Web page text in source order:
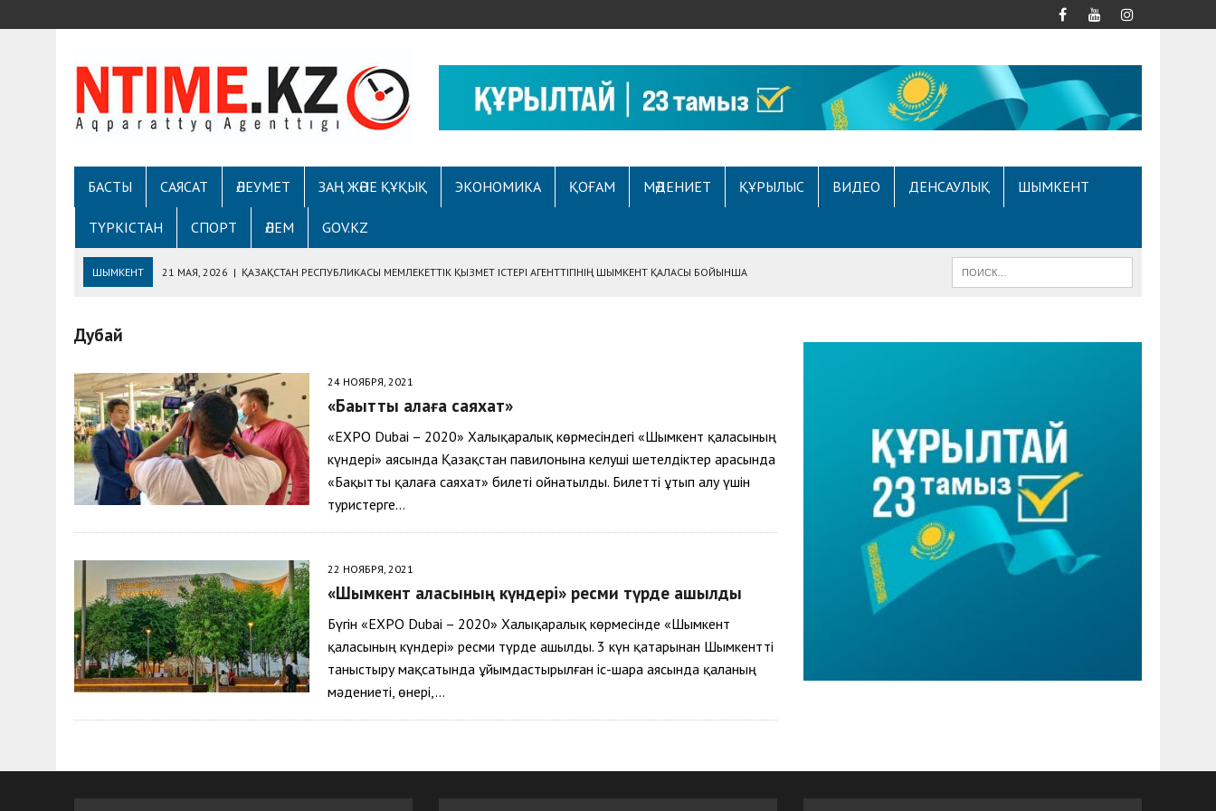
БАСТЫ САЯСАТ ӘЛЕУМЕТ ЗАҢ ЖӘНЕ ҚҰҚЫҚ ЭКОНОМИКА ҚОҒАМ МӘДЕНИЕТ ҚҰРЫЛЫС ВИДЕО ДЕНСАУЛЫҚ ШЫМКЕНТ
ТҮРКІСТАН СПОРТ ӘЛЕМ GOV.KZ
ШЫМКЕНТ 21 МАЯ, 2026 | ҚАЗАҚСТАН РЕСПУБЛИКАСЫ МЕМЛЕКЕТТІК ҚЫЗМЕТ ІСТЕРІ АГЕНТТІГІНІҢ ШЫМКЕНТ ҚАЛАСЫ БОЙЫНША
7 МАЯ, 2026
30 АПРЕЛЯ, 2026 | «ONTUSTIK» ТЕЛЕАРНАСЫНЫҢ РАДИОСЫНДА СҰХБАТ БЕРІЛДІ
30 МАЯ, 2026 | ТҮСІНДІРУ ЖҰМЫСТАРЫ ЖҮРГІЗІЛДІ
Дубай
24 НОЯБРЯ, 2021
«Бақытты қалаға саяхат»
«EXPO Dubai – 2020» Халықаралық көрмесіндегі «Шымкент қаласының
күндері» аясында Қазақстан павилонына келуші шетелдіктер арасында
«Бақытты қалаға саяхат» билеті ойнатылды. Билетті ұтып алу үшін
туристерге…
22 НОЯБРЯ, 2021
«Шымкент қаласының күндері» ресми түрде ашылды
Бүгін «EXPO Dubai – 2020» Халықаралық көрмесінде «Шымкент
қаласының күндері» ресми түрде ашылды. 3 күн қатарынан Шымкентті
таныстыру мақсатында ұйымдастырылған іс-шара аясында қаланың
мәдениеті, өнері,…